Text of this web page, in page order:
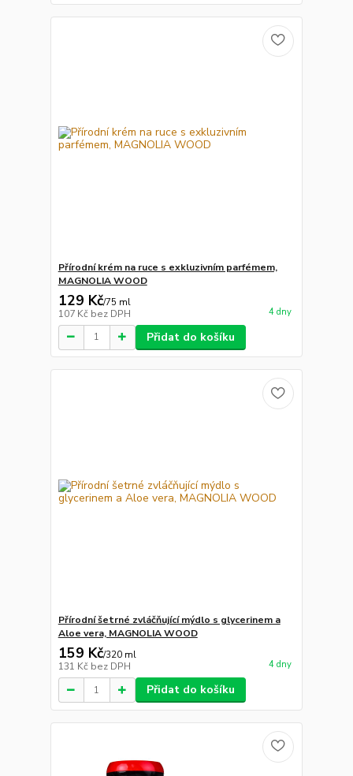
Přírodní krém na ruce s exkluzivním parfémem,
MAGNOLIA WOOD
129 Kč/75 ml
107 Kč bez DPH 4 dny
Přidat do košíku
Přírodní šetrné zvláčňující mýdlo s glycerinem a
Aloe vera, MAGNOLIA WOOD
159 Kč/320 ml
131 Kč bez DPH 4 dny
Přidat do košíku